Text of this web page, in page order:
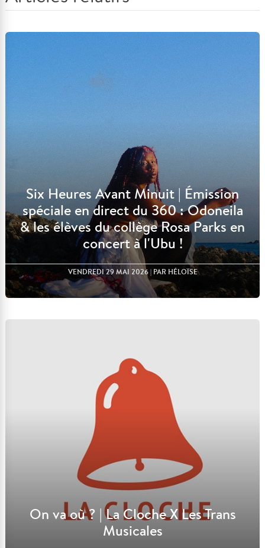
Six Heures Avant Minuit | Émission
spéciale en direct du 360 : Odoneila
& les élèves du collège Rosa Parks en
concert à l'Ubu !
VENDREDI 29 MAI 2026| PAR HÉLOÏSE
Lire l'article
On va où ? | La Cloche X Les Trans
Musicales